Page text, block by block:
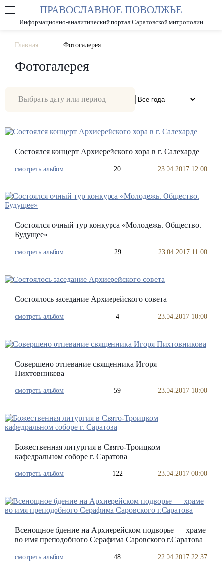
РАЗМЕР ШРИФТА А А
ПРАВОСЛАВНОЕ ПОВОЛЖЬЕ
Информационно-аналитический портал Саратовской митрополии
Главная Фотогалерея
Фотогалерея
Состоялся концерт Архиерейского хора в г. Салехарде
смотреть альбом 20 23.04.2017 12:00
Состоялся очный тур конкурса «Молодежь. Общество.
Будущее»
смотреть альбом 29 23.04.2017 11:00
Состоялось заседание Архиерейского совета
смотреть альбом 4 23.04.2017 10:00
Совершено отпевание священника Игоря
Пихтовникова
смотреть альбом 59 23.04.2017 10:00
Божественная литургия в Свято-Троицком
кафедральном соборе г. Саратова
смотреть альбом 122 23.04.2017 00:00
Всенощное бдение на Архиерейском подворье — храме
во имя преподобного Серафима Саровского г.Саратова
смотреть альбом 48 22.04.2017 22:37